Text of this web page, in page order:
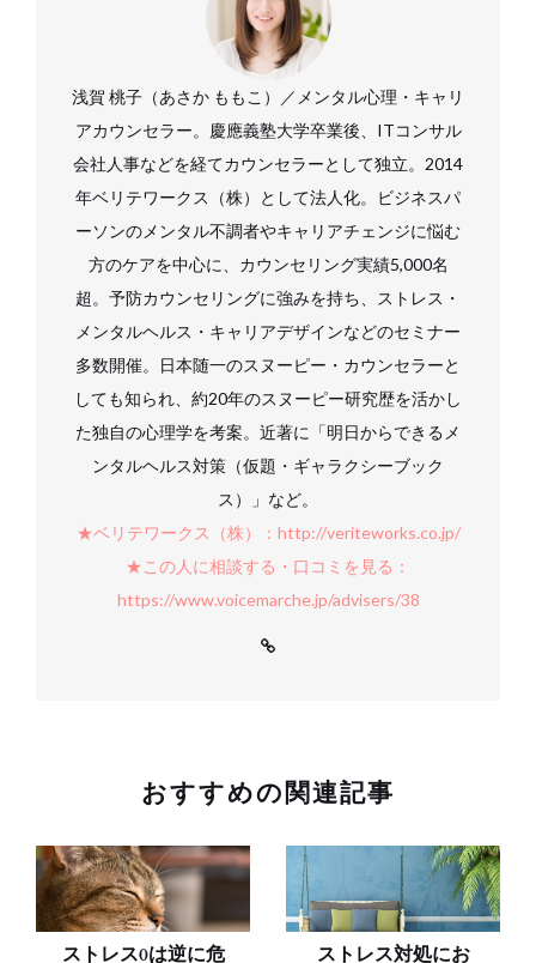
浅賀 桃子（あさか ももこ）／メンタル心理・キャリ
アカウンセラー。慶應義塾大学卒業後、ITコンサル
会社人事などを経てカウンセラーとして独立。2014
年ベリテワークス（株）として法人化。ビジネスパ
ーソンのメンタル不調者やキャリアチェンジに悩む
方のケアを中心に、カウンセリング実績5,000名
超。予防カウンセリングに強みを持ち、ストレス・
メンタルヘルス・キャリアデザインなどのセミナー
多数開催。日本随一のスヌーピー・カウンセラーと
しても知られ、約20年のスヌーピー研究歴を活かし
た独自の心理学を考案。近著に「明日からできるメ
ンタルヘルス対策（仮題・ギャラクシーブック
ス）」など。
★ベリテワークス（株）：http://veriteworks.co.jp/
★この人に相談する・口コミを見る：
https://www.voicemarche.jp/advisers/38
おすすめの関連記事
ストレス0は逆に危
ストレス対処にお